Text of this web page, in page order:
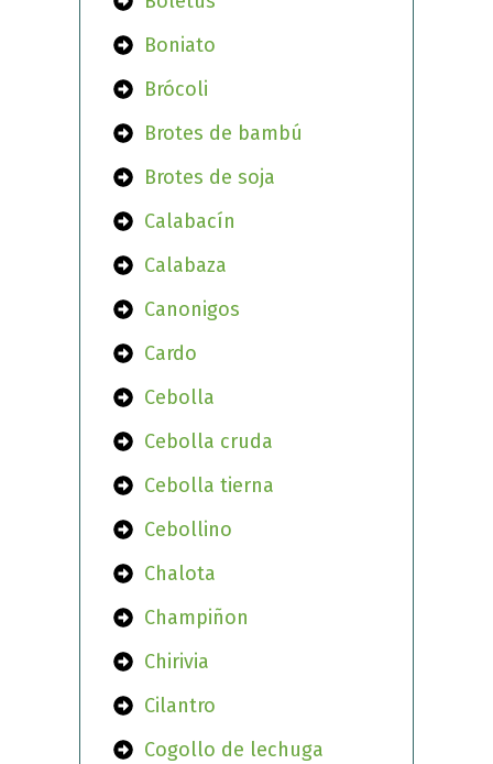
Boniato
Brócoli
Brotes de bambú
Brotes de soja
Calabacín
Calabaza
Canonigos
Cardo
Cebolla
Cebolla cruda
Cebolla tierna
Cebollino
Chalota
Champiñon
Chirivia
Cilantro
Cogollo de lechuga